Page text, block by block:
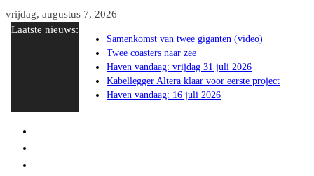
Ga
naar
vrijdag, augustus 7, 2026
Laatste nieuws:
Samenkomst van twee giganten (video)
Twee coasters naar zee
Haven vandaag: vrijdag 31 juli 2026
Kabellegger Altera klaar voor eerste project
Haven vandaag: 16 juli 2026